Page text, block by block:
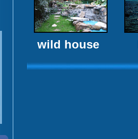
wild house